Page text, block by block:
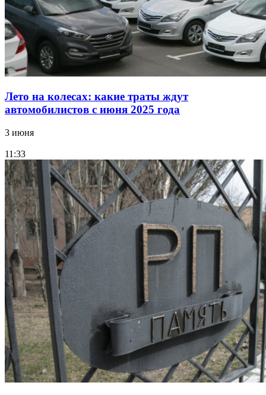
Лето на колесах: какие траты ждут
автомобилистов с июня 2025 года
3 июня
11:33